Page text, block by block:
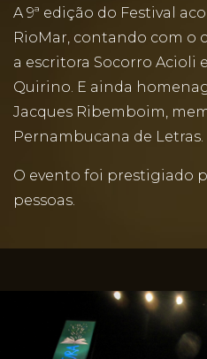
A 9ª edição do Festival
RioMar, contando com o
a escritora Socorro Acioli
Quirino. E ainda
Jacques Ribemboim,
Pernambucana de Letras.
O evento foi prestigiado
pessoas.